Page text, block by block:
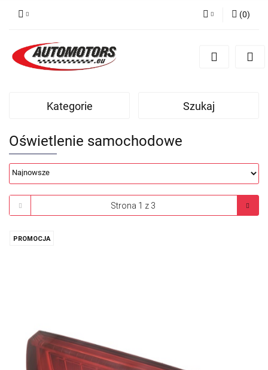
Zarejestruj się
(0)
Kategorie Szukaj
Oświetlenie samochodowe
PROMOCJA